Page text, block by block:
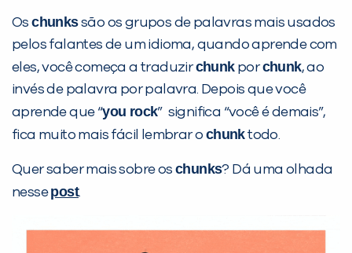
Oschunkssão os grupos de palavras mais usados
pelos falantes de um idioma, quando aprende com
eles, você começa a traduzirchunkporchunk, ao
invés de palavra por palavra. Depois que você
aprende que “you rock” significa “você é demais”,
fica muito mais fácil lembrar o chunktodo.
Quer saber mais sobre os chunks? Dá uma olhada
nessepost.
Desculpe!
Não encontramos nenhuma unidade
inFlux nesta cidade ou bairro que
você digitou.